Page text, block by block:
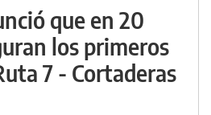
que en 20
los primeros
7 - Cortaderas